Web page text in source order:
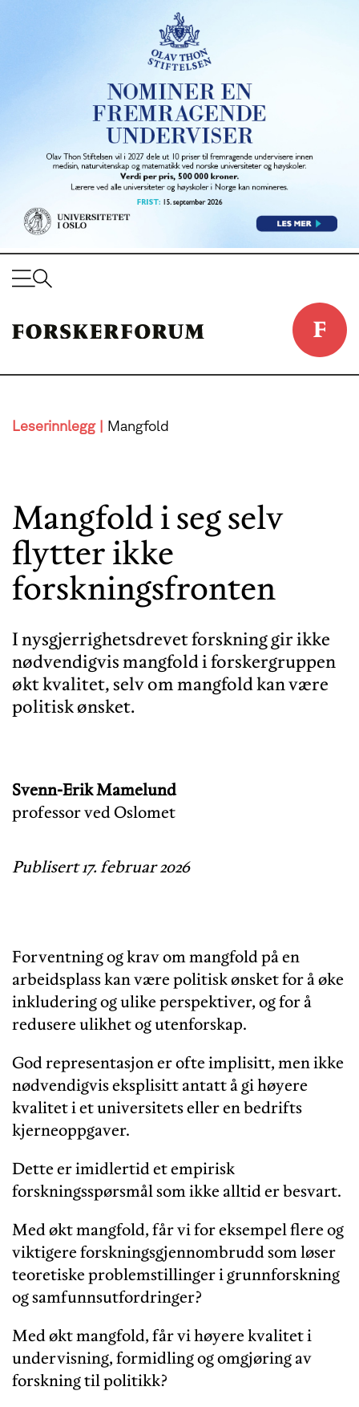
Leserinnlegg | Mangfold
Mangfold i seg selv
flytter ikke
forskningsfronten
I nysgjerrighetsdrevet forskning gir ikke
nødvendigvis mangfold i forskergruppen
økt kvalitet, selv om mangfold kan være
politisk ønsket.
Svenn-Erik Mamelund
professor ved Oslomet
Publisert 17. februar 2026
Forventning og krav om mangfold på en
arbeidsplass kan være politisk ønsket for å øke
inkludering og ulike perspektiver, og for å
redusere ulikhet og utenforskap.
God representasjon er ofte implisitt, men ikke
nødvendigvis eksplisitt antatt å gi høyere
kvalitet i et universitets eller en bedrifts
kjerneoppgaver.
Dette er imidlertid et empirisk
forskningsspørsmål som ikke alltid er besvart.
Med økt mangfold, får vi for eksempel flere og
viktigere forskningsgjennombrudd som løser
teoretiske problemstillinger i grunnforskning
og samfunnsutfordringer?
Med økt mangfold, får vi høyere kvalitet i
undervisning, formidling og omgjøring av
forskning til politikk?